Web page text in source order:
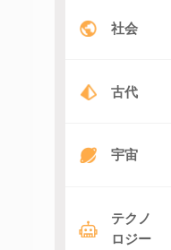
社会
古代
宇宙
テクノ
ロジー